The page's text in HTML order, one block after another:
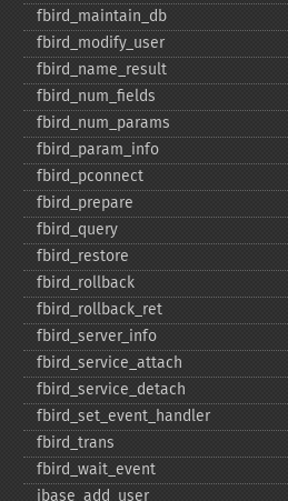
fbird_​maintain_​db
fbird_​modify_​user
fbird_​name_​result
fbird_​num_​fields
fbird_​num_​params
fbird_​param_​info
fbird_​pconnect
fbird_​prepare
fbird_​query
fbird_​restore
fbird_​rollback
fbird_​rollback_​ret
fbird_​server_​info
fbird_​service_​attach
fbird_​service_​detach
fbird_​set_​event_​handler
fbird_​trans
fbird_​wait_​event
ibase_​add_​user